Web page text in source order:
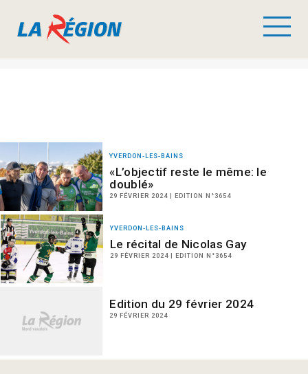
YVERDON-LES-BAINS
«L’objectif reste le même: le
doublé»
29 FÉVRIER 2024 | EDITION N°3654
YVERDON-LES-BAINS
Le récital de Nicolas Gay
29 FÉVRIER 2024 | EDITION N°3654
Edition du 29 février 2024
29 FÉVRIER 2024